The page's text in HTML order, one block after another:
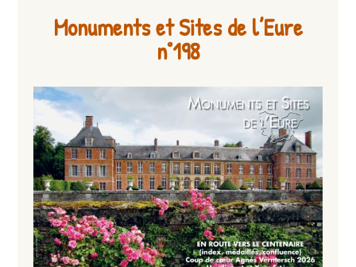
Monuments et Sites de l’Eure
n°198